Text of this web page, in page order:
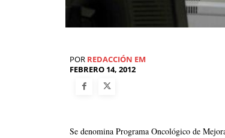
POR REDACCIÓN EM
FEBRERO 14, 2012
Se denomina Programa Oncológico de